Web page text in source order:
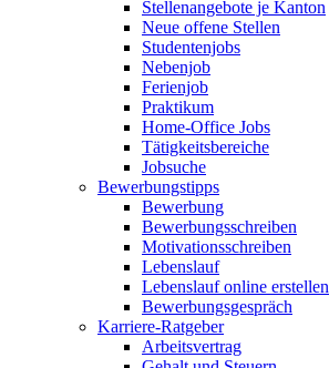
Stellenangebote je Kanton
Neue offene Stellen
Studentenjobs
Nebenjob
Ferienjob
Praktikum
Home-Office Jobs
Tätigkeitsbereiche
Jobsuche
Bewerbungstipps
Bewerbung
Bewerbungsschreiben
Motivationsschreiben
Lebenslauf
Lebenslauf online erstellen
Bewerbungsgespräch
Karriere-Ratgeber
Arbeitsvertrag